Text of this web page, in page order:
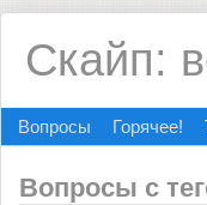
Скайп:
Вопросы Горячее!
Вопросы с